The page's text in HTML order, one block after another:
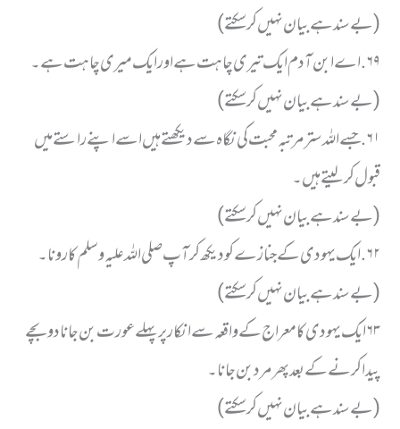
( بے سند ہے بیان نہیں کر سکتے)
٦٩. اے ابن آدم ایک تیری چاہت ہے اور ایک میری چاہت ہے۔
( بے سند ہے بیان نہیں کر سکتے)
٦١. جسے اللہ ستر مرتبہ محبت کی نگاہ سے دیکھتے ہیں اسے اپنے راستے میں
قبول کر لیتے ہیں ۔
( بے سند ہے بیان نہیں کر سکتے)
٦٢. ایک یہودی کے جنازے کو دیکھ کر آپ صلی اللہ علیہ وسلم کا رونا ۔
( بے سند ہے بیان نہیں کر سکتے)
٦٣ ایک یہودی کا معراج کے واقعہ سے انکار پر پہلے عورت بن جانا دو بچے
پیدا کرنے کے بعد پھر مرد بن جانا ۔
( بے سند ہے بیان نہیں کر سکتے)